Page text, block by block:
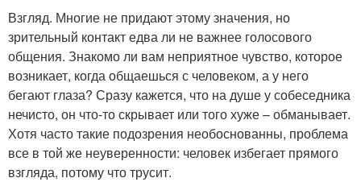
Взгляд. Многие не придают этому значения, но
зрительный контакт едва ли не важнее голосового
общения. Знакомо ли вам неприятное чувство, которое
возникает, когда общаешься с человеком, а у него
бегают глаза? Сразу кажется, что на душе у собеседника
нечисто, он что-то скрывает или того хуже – обманывает.
Хотя часто такие подозрения необоснованны, проблема
все в той же неуверенности: человек избегает прямого
взгляда, потому что трусит.